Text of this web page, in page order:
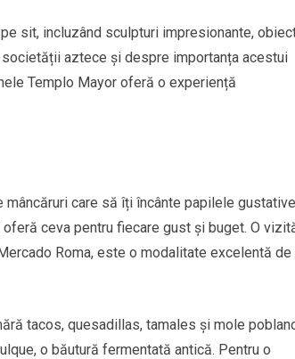
sit, incluzând sculpturi impresionante,
aztece și despre importanța acestui
Templo Mayor oferă o experiență
care să îți încânte papilele
ceva pentru fiecare gust și buget. O
Roma, este o modalitate excelentă de
tacos, quesadillas, tamales și mole
o băutură fermentată antică. Pentru o